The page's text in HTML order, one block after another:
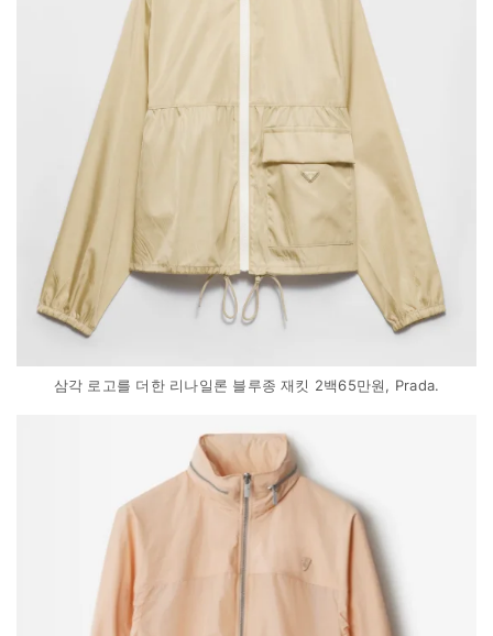
삼각 로고를 더한 리나일론 블루종 재킷 2백65만원, Prada.